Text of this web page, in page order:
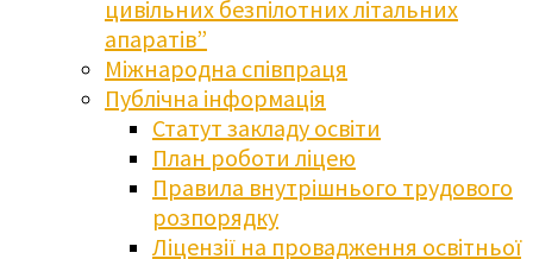
цивільних безпілотних літальних
апаратів”
Міжнародна співпраця
Публічна інформація
Статут закладу освіти
План роботи ліцею
Правила внутрішнього трудового
розпорядку
Ліцензії на провадження освітньої